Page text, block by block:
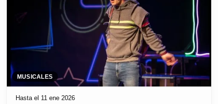
MUSICALES
Hasta el 11 ene 2026